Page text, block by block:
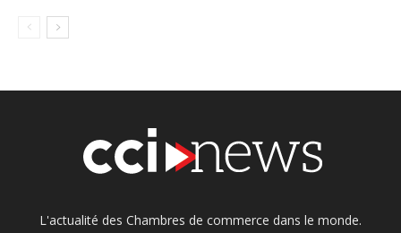
L'actualité des Chambres de commerce dans le monde.